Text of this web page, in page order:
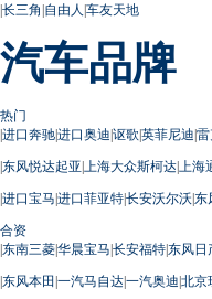
|长三角 |自由人 |车友天地
汽车品牌
热门
|进口奔驰|进口奥迪|讴歌|英菲尼迪|
|东风悦达起亚| 上海大众斯柯达| 上
|进口宝马|进口菲亚特|长安沃尔沃|东
合资
|东南三菱|华晨宝马|长安福特|东风日
|东风本田 |一汽马自达|一汽奥迪|北京